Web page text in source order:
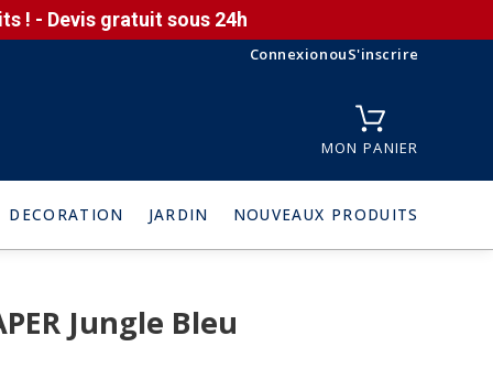
! - Devis gratuit sous 24h
ConnexionouS'inscrire
MON PANIER
DECORATION JARDIN NOUVEAUX PRODUITS
Jungle Bleu